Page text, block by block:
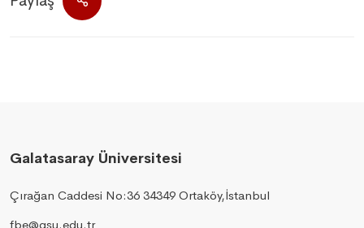
Galatasaray Üniversitesi
Çırağan Caddesi No:36 34349 Ortaköy,İstanbul
fbe@gsu.edu.tr